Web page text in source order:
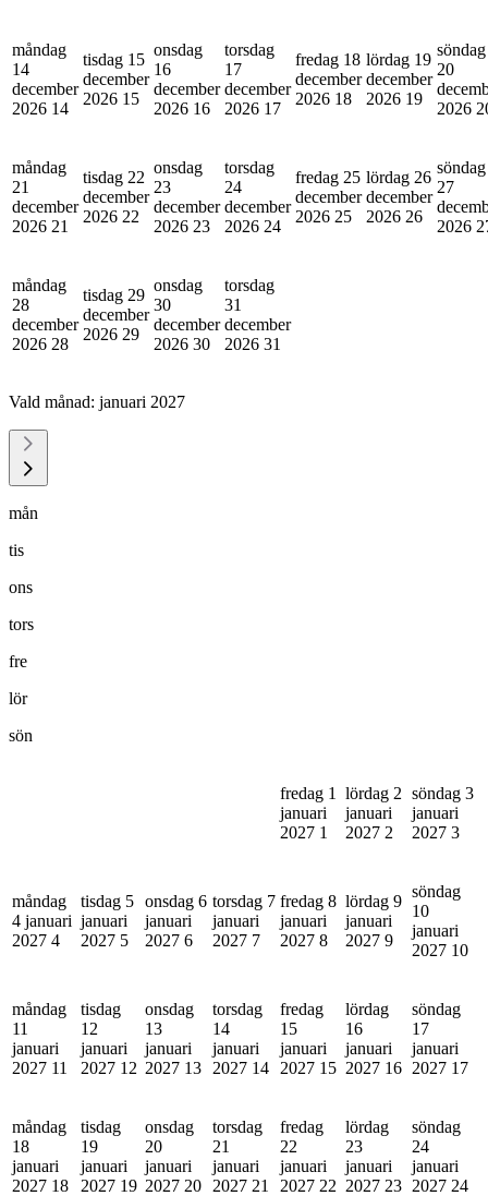
måndag
14
december
2026 14
tisdag 15
december
2026 15
onsdag
16
december
2026 16
torsdag
17
december
2026 17
fredag 18
december
2026 18
lördag 19
december
2026 19
söndag
20
2026
måndag
21
december
2026 21
tisdag 22
december
2026 22
onsdag
23
december
2026 23
torsdag
24
december
2026 24
fredag 25
december
2026 25
lördag 26
december
2026 26
söndag
27
2026
måndag
28
december
2026 28
tisdag 29
december
2026 29
onsdag
30
december
2026 30
torsdag
31
december
2026 31
Vald månad: januari 2027
mån
tis
ons
tors
fre
lör
sön
fredag 1
januari
2027 1
lördag 2
januari
2027 2
söndag 3
januari
2027 3
måndag
4 januari
2027 4
tisdag 5
januari
2027 5
onsdag 6
januari
2027 6
torsdag 7
januari
2027 7
fredag 8
januari
2027 8
lördag 9
januari
2027 9
söndag
10
januari
2027 10
måndag
11
januari
2027 11
tisdag
12
januari
2027 12
onsdag
13
januari
2027 13
torsdag
14
januari
2027 14
fredag
15
januari
2027 15
lördag
16
januari
2027 16
söndag
17
januari
2027 17
måndag
18
januari
2027 18
tisdag
19
januari
2027 19
onsdag
20
januari
2027 20
torsdag
21
januari
2027 21
fredag
22
januari
2027 22
lördag
23
januari
2027 23
söndag
24
januari
2027 24